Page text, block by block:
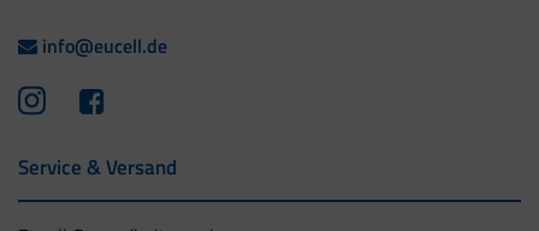
info@eucell.de
Service & Versand